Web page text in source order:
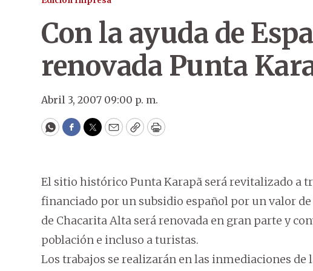
Con la ayuda de
renovada Punta
Abril 3, 2007 09:00 p. m.
WhatsApp
Facebook
Twitter
EmailCopyPrint
El sitio histórico Punta Karapã será revitalizado a
financiado por un subsidio español por un valor de
de Chacarita Alta será renovada en gran parte y
población e incluso a turistas.
Los trabajos se realizarán en las inmediaciones de